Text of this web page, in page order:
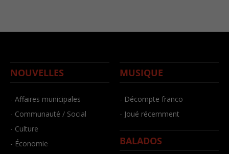
NOUVELLES
- Affaires municipales
- Communauté / Social
- Culture
- Économie
MUSIQUE
- Décompte franco
- Joué récemment
BALADOS